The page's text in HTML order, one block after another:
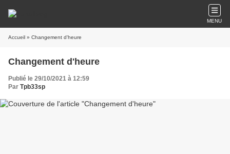
MENU
Accueil » Changement d'heure
Changement d'heure
Publié le 29/10/2021 à 12:59
Par Tpb33sp